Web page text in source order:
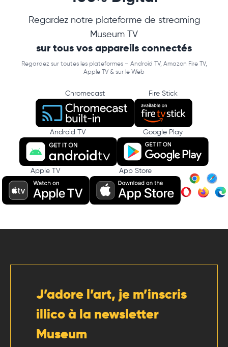
Regardez notre plateforme de streaming
Museum TV
sur tous vos appareils connectés
Regardez sur toutes les plateformes – Android TV, Amazon Fire TV,
Apple TV & sur le Web
Chromecast Fire Stick
Android TV Google Play
Apple TV App Store
J’adore l’art, je m’inscris
illico à la newsletter
Museum